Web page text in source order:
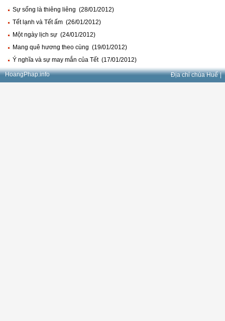
Sự sống là thiêng liêng (28/01/2012)
Tết lạnh và Tết ấm (26/01/2012)
Một ngày lịch sự (24/01/2012)
Mang quê hương theo cùng (19/01/2012)
Ý nghĩa và sự may mắn của Tết (17/01/2012)
HoangPhap.info Địa chỉ chùa Huế |